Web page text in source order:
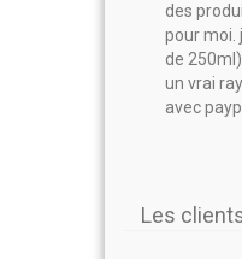
des
pour moi.
de
un vrai
avec
Les